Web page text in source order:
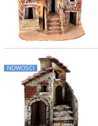
NOWOŚCI